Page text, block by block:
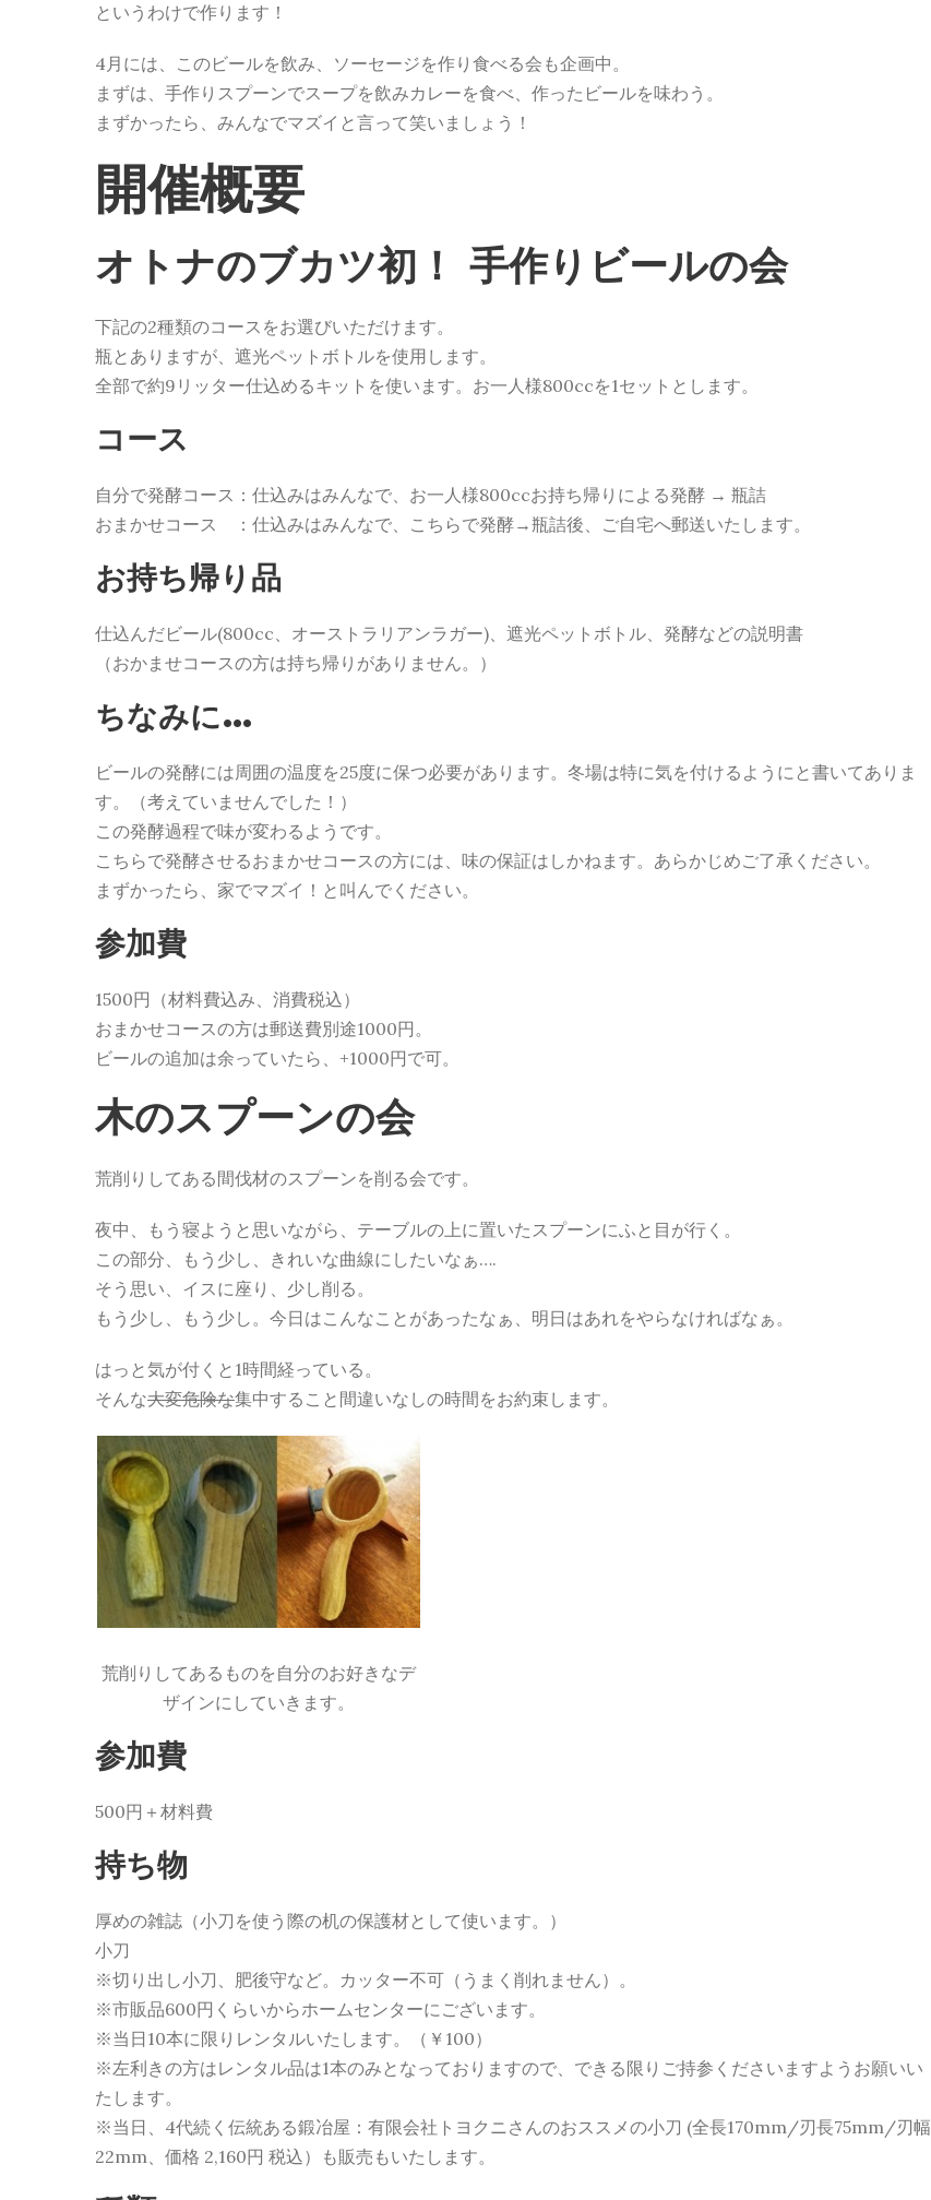
というわけで作ります！
4月には、このビールを飲み、ソーセージを作り食べる会も企画中。
まずは、手作りスプーンでスープを飲みカレーを食べ、作ったビールを味わう。
まずかったら、みんなでマズイと言って笑いましょう！
開催概要
オトナのブカツ初！ 手作りビールの会
下記の2種類のコースをお選びいただけます。
瓶とありますが、遮光ペットボトルを使用します。
全部で約9リッター仕込めるキットを使います。お一人様800ccを1セットとします。
コース
自分で発酵コース：仕込みはみんなで、お一人様800ccお持ち帰りによる発酵 → 瓶詰
おまかせコース ：仕込みはみんなで、こちらで発酵→瓶詰後、ご自宅へ郵送いたします。
お持ち帰り品
仕込んだビール(800cc、オーストラリアンラガー)、遮光ペットボトル、発酵などの説明書
（おかませコースの方は持ち帰りがありません。）
ちなみに…
ビールの発酵には周囲の温度を25度に保つ必要があります。冬場は特に気を付けるようにと書いてありま
す。（考えていませんでした！）
この発酵過程で味が変わるようです。
こちらで発酵させるおまかせコースの方には、味の保証はしかねます。あらかじめご了承ください。
まずかったら、家でマズイ！と叫んでください。
参加費
1500円（材料費込み、消費税込）
おまかせコースの方は郵送費別途1000円。
ビールの追加は余っていたら、+1000円で可。
木のスプーンの会
荒削りしてある間伐材のスプーンを削る会です。
夜中、もう寝ようと思いながら、テーブルの上に置いたスプーンにふと目が行く。
この部分、もう少し、きれいな曲線にしたいなぁ….
そう思い、イスに座り、少し削る。
もう少し、もう少し。今日はこんなことがあったなぁ、明日はあれをやらなければなぁ。
はっと気が付くと1時間経っている。
そんな大変危険な集中すること間違いなしの時間をお約束します。
荒削りしてあるものを自分のお好きなデ
ザインにしていきます。
参加費
500円＋材料費
持ち物
厚めの雑誌（小刀を使う際の机の保護材として使います。）
小刀
※切り出し小刀、肥後守など。カッター不可（うまく削れません）。
※市販品600円くらいからホームセンターにございます。
※当日10本に限りレンタルいたします。（￥100）
※左利きの方はレンタル品は1本のみとなっておりますので、できる限りご持参くださいますようお願いい
たします。
※当日、4代続く伝統ある鍛冶屋：有限会社トヨクニさんのおススメの小刀 (全長170mm/刃長75mm/刃幅
22mm、価格 2,160円 税込）も販売もいたします。